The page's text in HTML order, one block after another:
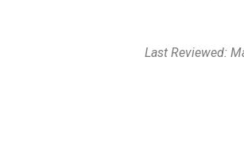
Last Reviewed: